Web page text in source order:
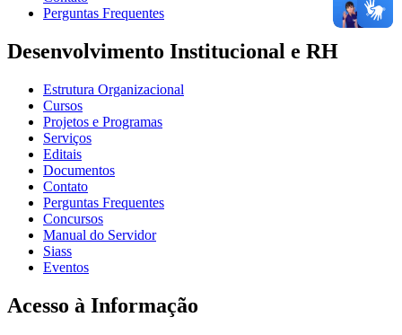
Perguntas Frequentes
Desenvolvimento Institucional e RH
Estrutura Organizacional
Cursos
Projetos e Programas
Serviços
Editais
Documentos
Contato
Perguntas Frequentes
Concursos
Manual do Servidor
Siass
Eventos
Acesso à Informação